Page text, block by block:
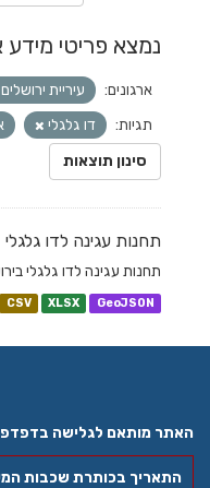
נמצא פריטי
ארגונים: עיריית ירושלים
תגיות:
דו גלגלי
סינון תוצאות
תחנות עגינה לדו גלגלי
תחנות עגינה לדו גלגלי
CSV XLSX GeoJSON
האתר מותאם לגלישה
התאריך בכותרת שכבות